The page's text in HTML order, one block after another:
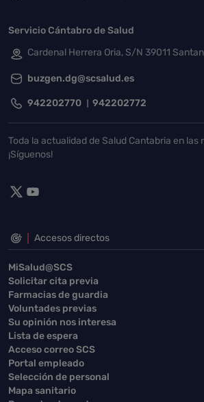
Servicio Cántabro de Salud
Cardenal Herrera Oria, S/N 39011
buzgen.dg@scsalud.es
942202770 942202772
Toda la actualidad de Salud Cantabria en las
¡Síguenos!
Accesos directos
MiSalud@SCS
Solicitar cita previa
Farmacias de guardia
Voluntades previas
Su opinión nos interesa
Lista de espera
Acceso correo SCS
Portal empleado
Selección de personal
Mapa sanitario